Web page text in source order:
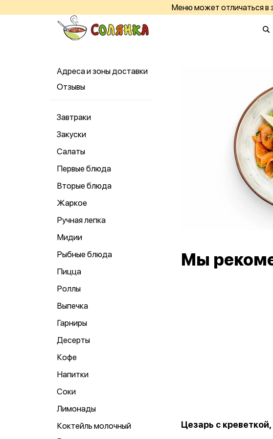
Меню может отличаться в
Адреса и зоны доставки
Отзывы
Завтраки
Закуски
Салаты
Первые блюда
Вторые блюда
Жаркое
Ручная лепка
Мидии
Рыбные блюда
Пицца
Роллы
Выпечка
Гарниры
Десерты
Кофе
Напитки
Соки
Лимонады
Коктейль молочный
Мы
Цезарь с креветкой,